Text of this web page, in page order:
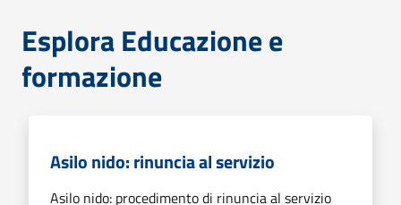
Esplora Educazione e
formazione
Asilo nido: rinuncia al servizio
Asilo nido: procedimento di rinuncia al servizio